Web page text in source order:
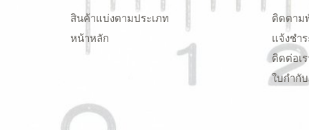
สินค้าแบ่งตามประเภท
หน้าหลัก
ติดตาม
แจ้งชำร
ติดต่อเ
ใบกำกั